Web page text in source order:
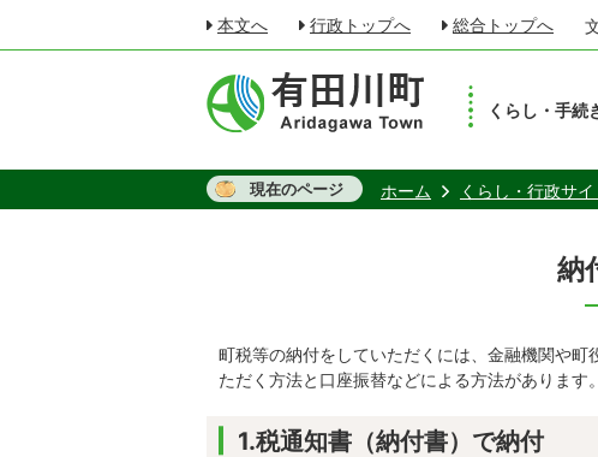
本文へ 行政トップへ 総合トップへ
くらし・手続
現在のページ ホーム くらし・行政サイ
納
町税等の納付をしていただくには、金融機関や
ただく方法と口座振替などによる方法があります。
1.税通知書（納付書）で納付